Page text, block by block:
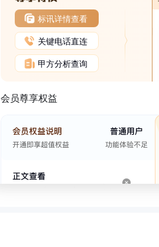
标讯详情查看
关键电话直连
甲方分析查询
会员尊享权益